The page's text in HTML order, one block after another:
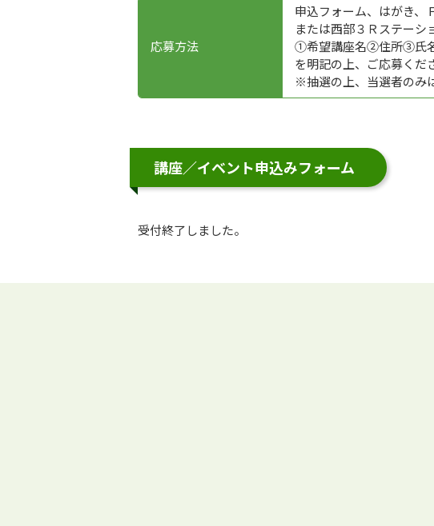
応募方法
申込フォーム、はがき、
または西部３Ｒステーシ
①希望講座名②住所③氏
を明記の上、ご応募くだ
※抽選の上、当選者のみ
講座／イベント申込みフォーム
受付終了しました。